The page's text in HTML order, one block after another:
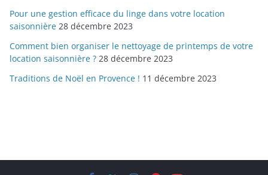
Pour une gestion efficace du linge dans votre location
saisonnière 28 décembre 2023
Comment bien organiser le nettoyage de printemps de votre
location saisonnière ? 28 décembre 2023
Traditions de Noël en Provence ! 11 décembre 2023